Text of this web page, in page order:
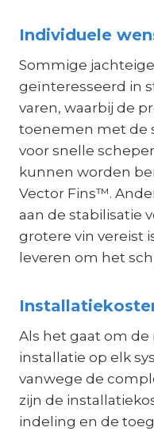
Individuele
Sommige
geïnteresseerd in
varen, waarbij de
toenemen met de
voor snelle
kunnen worden
Vector Fins™.
aan de stabilisatie
grotere vin vereist
leveren om het
Als het gaat om
installatie op elk
vanwege de
zijn de
indeling en de